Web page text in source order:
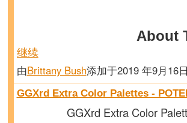
About
继续
由Brittany Bush添加于2019 年9月16
GGXrd Extra Color Palettes -
GGXrd Extra Color